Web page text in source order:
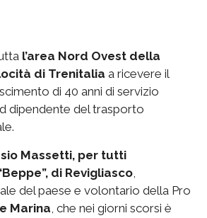
l’area Nord Ovest della
di Trenitalia a ricevere il
di 40 anni di servizio
dipendente del trasporto
Massetti, per tutti
di Revigliasco,
del paese e volontario della Pro
Marina, che nei giorni scorsi è